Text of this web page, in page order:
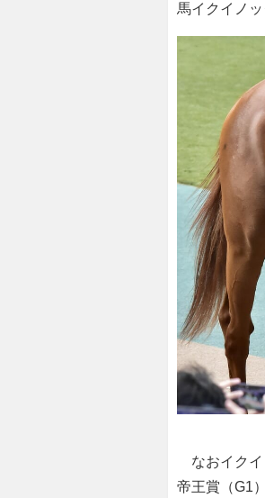
馬イクイノ
なおイクイ
帝王賞（G1